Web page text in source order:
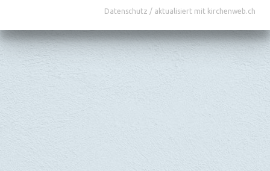
Datenschutz / aktualisiert mit kirchenweb.ch